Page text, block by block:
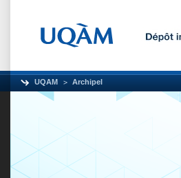
UQAM Archipel